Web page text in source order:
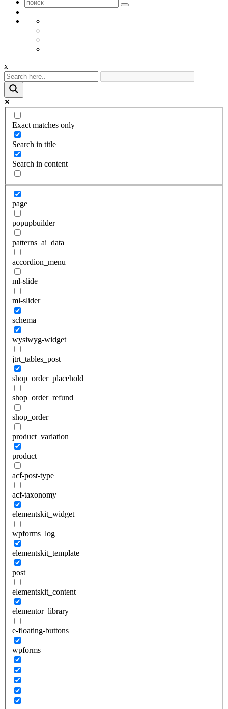
x
Exact matches only
Search in title
Search in content
page
popupbuilder
patterns_ai_data
accordion_menu
ml-slide
ml-slider
schema
wysiwyg-widget
jtrt_tables_post
shop_order_placehold
shop_order_refund
shop_order
product_variation
product
acf-post-type
acf-taxonomy
elementskit_widget
wpforms_log
elementskit_template
post
elementskit_content
elementor_library
e-floating-buttons
wpforms